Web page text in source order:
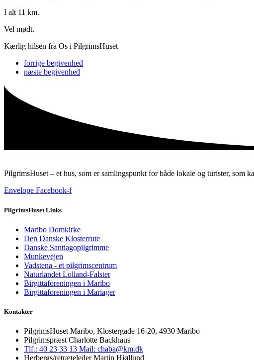
I alt 11 km.
Vel mødt.
Kærlig hilsen fra Os i PilgrimsHuset
forrige begivenhed
næste begivenhed
PilgrimsHuset – et hus, som er samlingspunkt for både lokale og turister, som
Envelope Facebook-f
PilgrimsHuset Links
Maribo Domkirke
Den Danske Klosterrute
Danske Santiagopilgrimme
Munkevejen
Vadstena - et pilgrimscentrum
Naturlandet Lolland-Falster
Birgittaforeningen i Maribo
Birgittaforeningen i Mariager
Kontakter
PilgrimsHuset Maribo, Klostergade 16-20, 4930 Maribo
Pilgrimspræst Charlotte Backhaus
Tlf.: 40 23 33 13 Mail: chaba@km.dk
Herbergs/retræteleder Martin Hjøllund